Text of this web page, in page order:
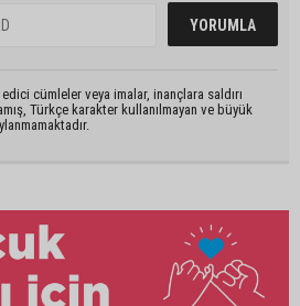
cümleler veya imalar, inançlara saldırı
Türkçe karakter kullanılmayan ve büyük